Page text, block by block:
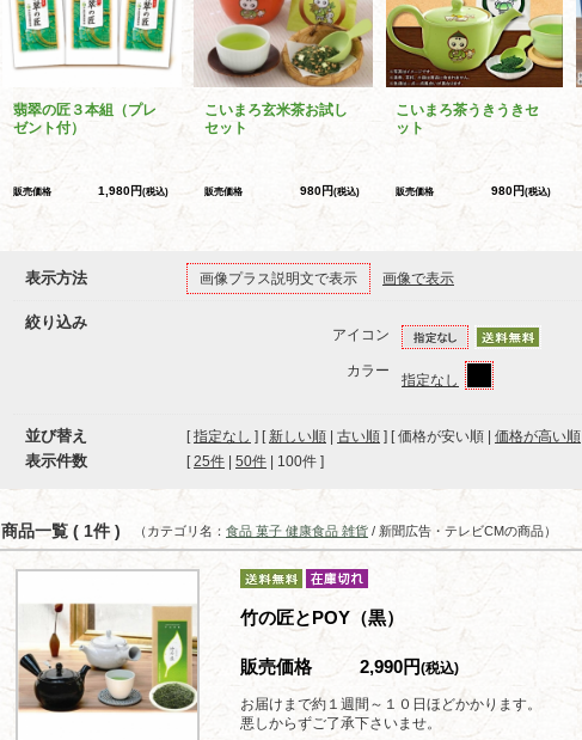
翡翠の匠３本組（プレ
ゼント付）
販売価格 1,980円(税込)
こいまろ玄米茶お試し
セット
販売価格 980円(税込)
こいまろ茶うきうきセ
ット
販売価格 980円(税込)
表示方法 画像プラス説明文で表示 画像で表示
絞り込み
アイコン
カラー
指定なし
並び替え [指定なし ] [ 新しい順 古い順 ] [ 価格が安い順 | 価格が高い順
表示件数 [ 25件 50件 100件 ]
商品一覧 ( 1件 ) （カテゴリ名： 食品 菓子 健康食品 雑貨 / 新聞広告・テレビCMの商品）
竹の匠とPOY（黒）
販売価格 2,990円(税込)
お届けまで約１週間～１０日ほどかかります。
悪しからずご了承下さいませ。